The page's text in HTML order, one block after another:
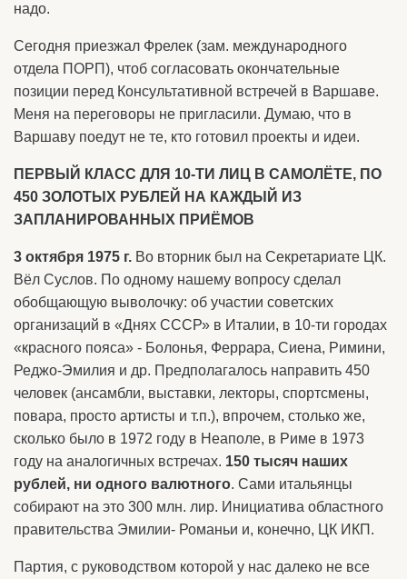
надо.
Сегодня приезжал Фрелек (зам. международного
отдела ПОРП), чтоб согласовать окончательные
позиции перед Консультативной встречей в Варшаве.
Меня на переговоры не пригласили. Думаю, что в
Варшаву поедут не те, кто готовил проекты и идеи.
ПЕРВЫЙ КЛАСС ДЛЯ 10-ТИ ЛИЦ В САМОЛЁТЕ, ПО
450 ЗОЛОТЫХ РУБЛЕЙ НА КАЖДЫЙ ИЗ
ЗАПЛАНИРОВАННЫХ ПРИЁМОВ
3 октября 1975 г. Во вторник был на Секретариате ЦК.
Вёл Суслов. По одному нашему вопросу сделал
обобщающую выволочку: об участии советских
организаций в «Днях СССР» в Италии, в 10-ти городах
«красного пояса» - Болонья, Феррара, Сиена, Римини,
Реджо-Эмилия и др. Предполагалось направить 450
человек (ансамбли, выставки, лекторы, спортсмены,
повара, просто артисты и т.п.), впрочем, столько же,
сколько было в 1972 году в Неаполе, в Риме в 1973
году на аналогичных встречах. 150 тысяч наших
рублей, ни одного валютного. Сами итальянцы
собирают на это 300 млн. лир. Инициатива областного
правительства Эмилии- Романьи и, конечно, ЦК ИКП.
Партия, с руководством которой у нас далеко не все